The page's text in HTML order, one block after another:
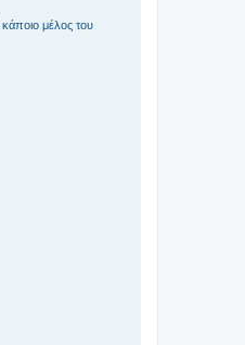
μέλος του